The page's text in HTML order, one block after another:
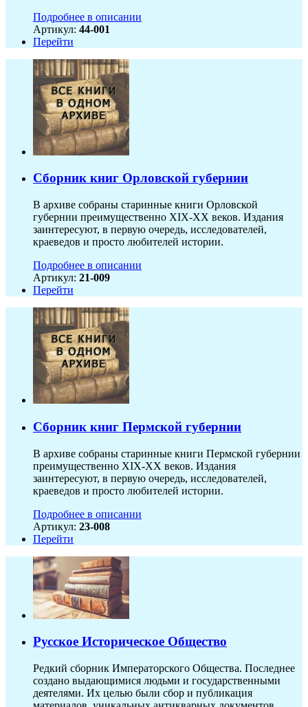
Подробнее в описании
Артикул: 44-001
Перейти
Сборник книг Орловской губернии
В архиве собраны старинные книги Орловской
губернии преимущественно XIX-ХХ веков. Издания
заинтересуют, в первую очередь, исследователей,
краеведов и просто любителей истории.
Подробнее в описании
Артикул: 21-009
Перейти
Сборник книг Пермской губернии
В архиве собраны старинные книги Пермской губернии
преимущественно XIX-ХХ веков. Издания
заинтересуют, в первую очередь, исследователей,
краеведов и просто любителей истории.
Подробнее в описании
Артикул: 23-008
Перейти
Русское Историческое Общество
Редкий сборник Императорского Общества. Последнее
создано выдающимися людьми и государственными
деятелями. Их целью были сбор и публикация